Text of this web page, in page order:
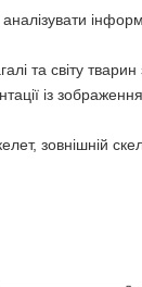
та світу тварин
із
зовнішній